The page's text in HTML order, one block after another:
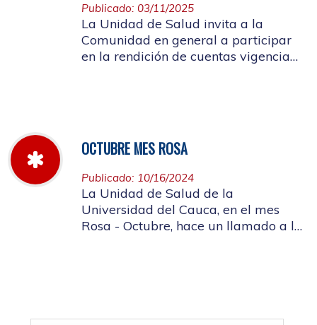
Publicado: 03/11/2025
La Unidad de Salud invita a la
Comunidad en general a participar
en la rendición de cuentas vigencia
OCTUBRE MES ROSA
Publicado: 10/16/2024
La Unidad de Salud de la
Universidad del Cauca, en el mes
Rosa - Octubre, hace un llamado a la